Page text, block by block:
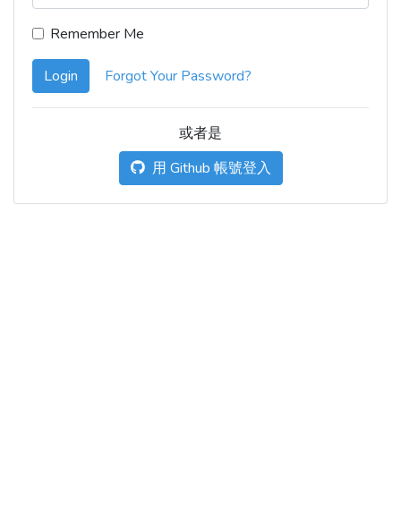
Remember Me
Login Forgot Your Password?
或者是
用 Github 帳號登入